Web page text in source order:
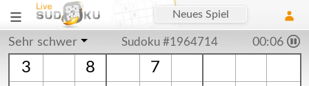
Neues Spiel
Sehr schwer Sudoku #1964714 00:06
3 8
7